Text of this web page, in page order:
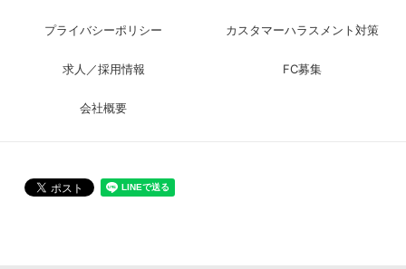
プライバシーポリシー カスタマーハラスメント対策
求人／採用情報 FC募集
会社概要